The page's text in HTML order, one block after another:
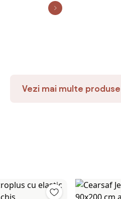
Vezi mai multe produse